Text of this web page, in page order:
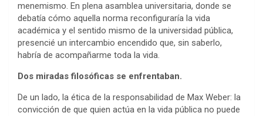
menemismo. En plena asamblea universitaria, donde se
debatía cómo aquella norma reconfiguraría la vida
académica y el sentido mismo de la universidad pública,
presencié un intercambio encendido que, sin saberlo,
habría de acompañarme toda la vida.
Dos miradas filosóficas se enfrentaban.
De un lado, la ética de la responsabilidad de Max Weber: la
convicción de que quien actúa en la vida pública no puede